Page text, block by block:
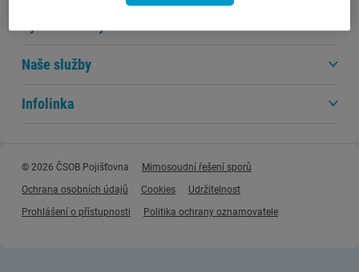
Naše služby
Infolinka
© 2026 ČSOB Pojišťovna
Mimosoudní řešení sporů
Ochrana osobních údajů
Cookies
Udržitelnost
Prohlášení o přístupnosti
Politika ochrany oznamovatele